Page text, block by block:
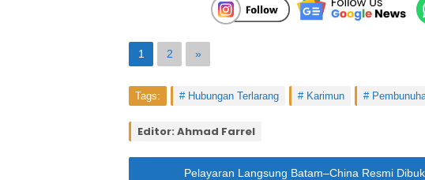
1 2 »
Tags: Hubungan Terlarang Karimun
Editor: Ahmad Farrel
Pelayaran Langsung Batam–China Resmi